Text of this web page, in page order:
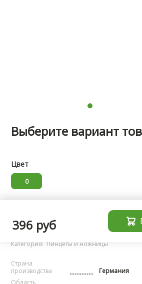
Выберите вариант
Цвет
0
Бренд:
noName
Категория: Пинцеты и ножницы
Страна
производства
Германия
Область
396 руб